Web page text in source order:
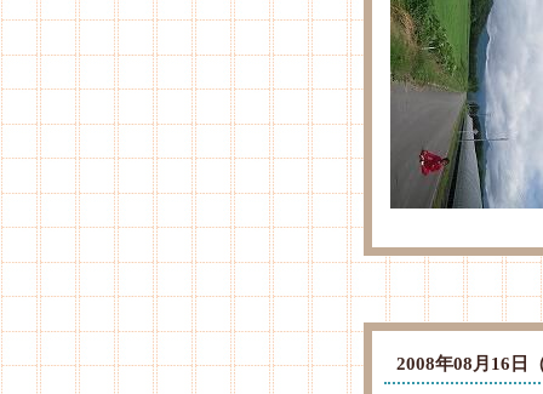
2008年08月16